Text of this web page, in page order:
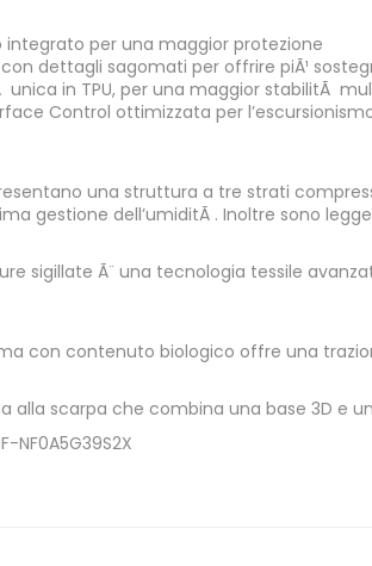
integrato per una maggior protezione
dettagli sagomati per offrire piÃ¹
unica in TPU, per una maggior stabilitÃ
Control ottimizzata per
una struttura a tre strati
gestione dell’umiditÃ . Inoltre sono
sigillate Ã¨ una tecnologia tessile
con contenuto biologico offre una
alla scarpa che combina una base 3D e
NF0A5G39S2X